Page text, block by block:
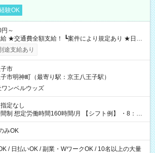
験OK
～
り ★日払
定あり） ┗働いたその日に現金GET♪ お仕事後はコ
日払い分を引き落とせます！ 【試用期間】試
途支給あり
市
市明神町（最寄り駅：京王八王子駅）
ワンベルウッズ
定なし
定労働時間160時間/月 【シフト例】 ・8：00
みOK
/ 日払いOK / 副業・WワークOK / 10名以上の大量